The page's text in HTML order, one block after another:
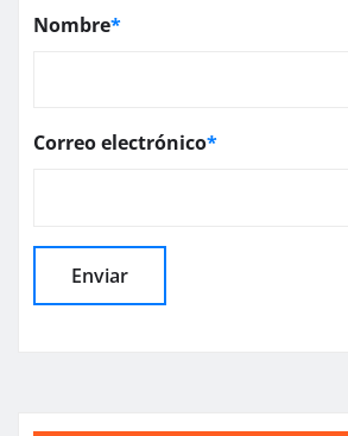
Nombre*
Correo electrónico*